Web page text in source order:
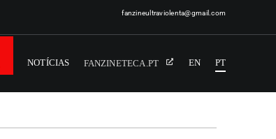
fanzineultraviolenta@gmail.com
NOTÍCIAS FANZINETECA.PT EN PT